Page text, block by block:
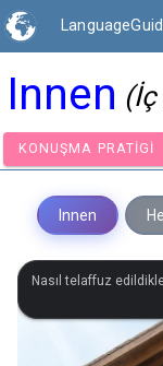
Innen (İç
KONUŞMA
Innen
Nasıl telaffuz